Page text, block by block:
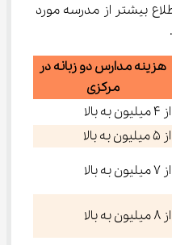
اطلاع بیشتر از مدرسه مورد
هزینه مدارس دو زبانه در
مرکزی
از ۴ میلیون به بالا
از ۵ میلیون به بالا
از ۷ میلیون به بالا
از ۸ میلیون به بالا